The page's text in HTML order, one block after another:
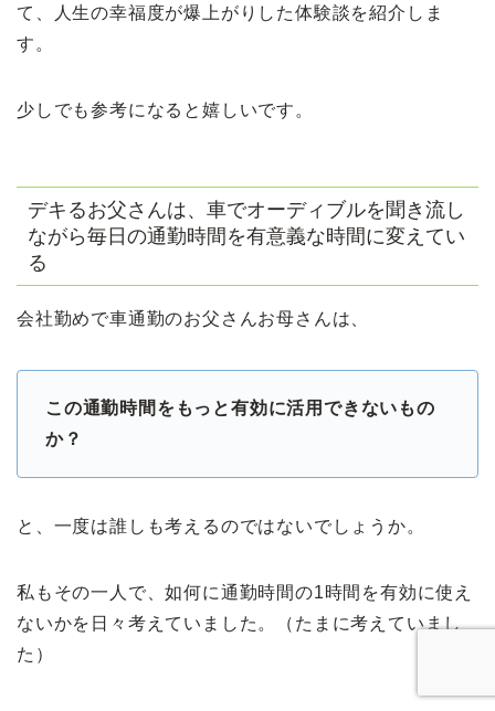
て、人生の幸福度が爆上がりした体験談を紹介しま
す。
少しでも参考になると嬉しいです。
デキるお父さんは、車でオーディブルを聞き流し
ながら毎日の通勤時間を有意義な時間に変えてい
る
会社勤めで車通勤のお父さんお母さんは、
この通勤時間をもっと有効に活用できないもの
か？
と、一度は誰しも考えるのではないでしょうか。
私もその一人で、如何に通勤時間の1時間を有効に使え
ないかを日々考えていました。（たまに考えていまし
た）